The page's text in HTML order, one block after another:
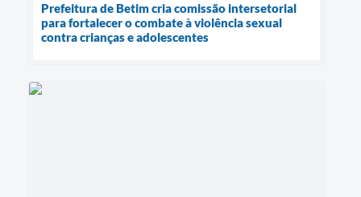
Prefeitura de Betim cria comissão intersetorial
para fortalecer o combate à violência sexual
contra crianças e adolescentes